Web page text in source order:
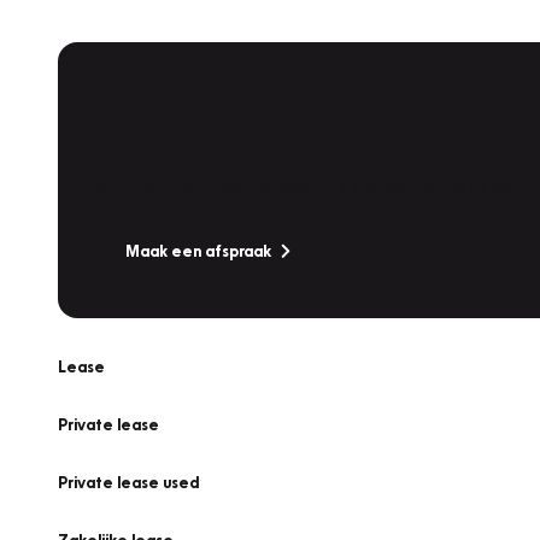
Maak een afspraak
Lease
Private lease
Private lease used